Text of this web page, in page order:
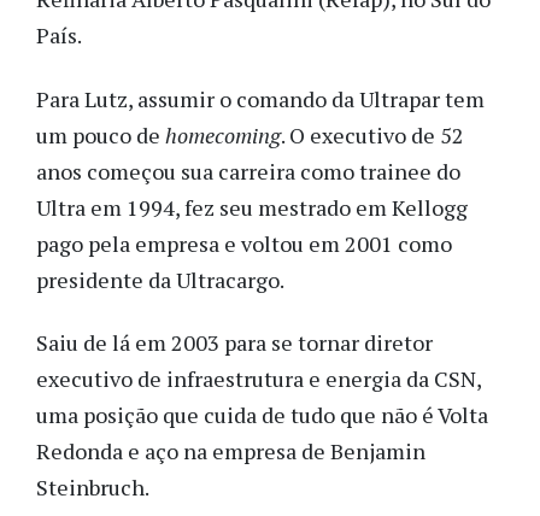
País.
Para Lutz, assumir o comando da Ultrapar tem
um pouco de homecoming. O executivo de 52
anos começou sua carreira como trainee do
Ultra em 1994, fez seu mestrado em Kellogg
pago pela empresa e voltou em 2001 como
presidente da Ultracargo.
Saiu de lá em 2003 para se tornar diretor
executivo de infraestrutura e energia da CSN,
uma posição que cuida de tudo que não é Volta
Redonda e aço na empresa de Benjamin
Steinbruch.